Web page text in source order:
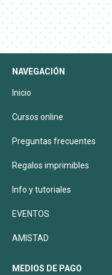
NAVEGACIÓN
Inicio
Cursos online
Preguntas frecuentes
Regalos imprimibles
Info y tutoriales
EVENTOS
AMISTAD
MEDIOS DE PAGO